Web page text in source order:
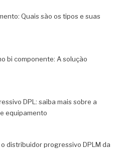
Quais são os tipos e suas
bi componente: A solução
DPL: saiba mais sobre a
equipamento
distribuidor progressivo DPLM da